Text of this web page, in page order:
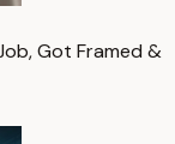
Got Framed &